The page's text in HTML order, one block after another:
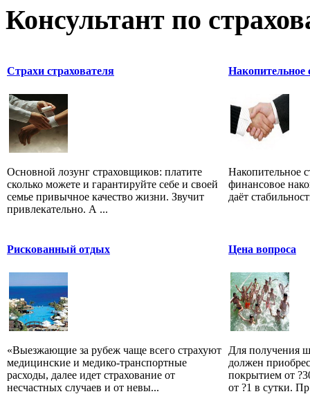
Консультант по
Страхи страхователя
Основной лозунг страховщиков: платите
сколько можете и гарантируйте себе и своей
семье привычное качество жизни. Звучит
привлекательно. А ...
Накопительное
Накопительное
финансовое
даёт
Рискованный отдых
«Выезжающие за рубеж чаще всего страхуют
медицинские и медико-транспортные
расходы, далее идет страхование от
несчастных случаев и от невы...
Цена вопроса
Для получения
должен
покрытием от
от ?1 в сутки.